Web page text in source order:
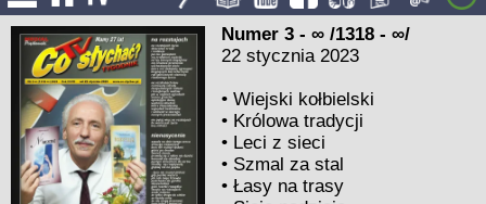
Numer 3 - ∞ /1318 - ∞/
22 stycznia 2023
•Wiejski kołbielski
• Królowa tradycji
• Leci z sieci
• Szmal za stal
•Łasy na trasy